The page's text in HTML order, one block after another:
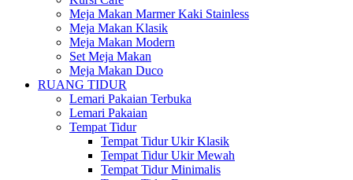
Meja Makan Marmer Kaki Stainless
Meja Makan Klasik
Meja Makan Modern
Set Meja Makan
Meja Makan Duco
RUANG TIDUR
Lemari Pakaian Terbuka
Lemari Pakaian
Tempat Tidur
Tempat Tidur Ukir Klasik
Tempat Tidur Ukir Mewah
Tempat Tidur Minimalis